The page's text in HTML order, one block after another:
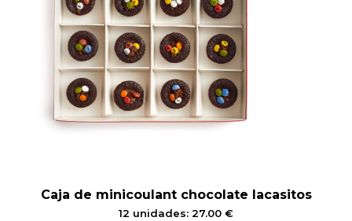
Caja de minicoulant chocolate lacasitos
12 unidades: 27.00 €